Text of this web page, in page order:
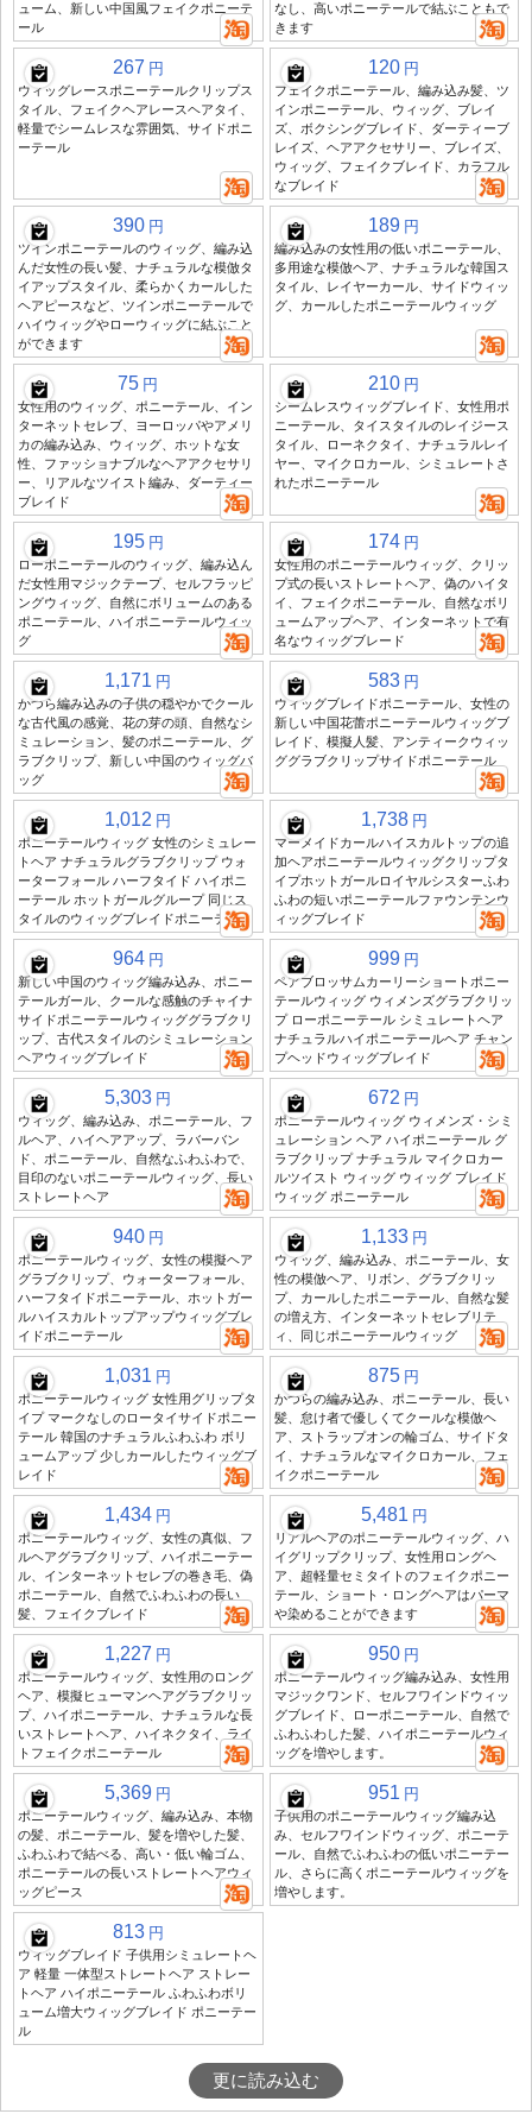
ューム、新しい中国風フェイクポニーテ
ール
なし、高いポニーテールで結ぶこともで
きます
267 円
ウィッグレースポニーテールクリップス
タイル、フェイクヘアレースヘアタイ、
軽量でシームレスな雰囲気、サイドポニ
ーテール
120 円
フェイクポニーテール、編み込み髪、ツ
インポニーテール、ウィッグ、ブレイ
ズ、ボクシングブレイド、ダーティーブ
レイズ、ヘアアクセサリー、ブレイズ、
ウィッグ、フェイクブレイド、カラフル
なブレイド
390 円
ツインポニーテールのウィッグ、編み込
んだ女性の長い髪、ナチュラルな模倣タ
イアップスタイル、柔らかくカールした
ヘアピースなど、ツインポニーテールで
ハイウィッグやローウィッグに結ぶこと
ができます
189 円
編み込みの女性用の低いポニーテール、
多用途な模倣ヘア、ナチュラルな韓国ス
タイル、レイヤーカール、サイドウィッ
グ、カールしたポニーテールウィッグ
75 円
女性用のウィッグ、ポニーテール、イン
ターネットセレブ、ヨーロッパやアメリ
カの編み込み、ウィッグ、ホットな女
性、ファッショナブルなヘアアクセサリ
ー、リアルなツイスト編み、ダーティー
ブレイド
210 円
シームレスウィッグブレイド、女性用ポ
ニーテール、タイスタイルのレイジース
タイル、ローネクタイ、ナチュラルレイ
ヤー、マイクロカール、シミュレートさ
れたポニーテール
195 円
ローポニーテールのウィッグ、編み込ん
だ女性用マジックテープ、セルフラッピ
ングウィッグ、自然にボリュームのある
ポニーテール、ハイポニーテールウィッ
グ
174 円
女性用のポニーテールウィッグ、クリッ
プ式の長いストレートヘア、偽のハイタ
イ、フェイクポニーテール、自然なボリ
ュームアップヘア、インターネットで有
名なウィッグブレード
1,171 円
かつら編み込みの子供の穏やかでクール
な古代風の感覚、花の芽の頭、自然なシ
ミュレーション、髪のポニーテール、グ
ラブクリップ、新しい中国のウィッグバ
ッグ
583 円
ウィッグブレイドポニーテール、女性の
新しい中国花蕾ポニーテールウィッグブ
レイド、模擬人髪、アンティークウィッ
ググラブクリップサイドポニーテール
1,012 円
ポニーテールウィッグ 女性のシミュレー
トヘア ナチュラルグラブクリップ ウォ
ーターフォール ハーフタイド ハイポニ
ーテール ホットガールグループ 同じス
タイルのウィッグブレイドポニーテール
1,738 円
マーメイドカールハイスカルトップの追
加ヘアポニーテールウィッグクリップタ
イプホットガールロイヤルシスターふわ
ふわの短いポニーテールファウンテンウ
ィッグブレイド
964 円
新しい中国のウィッグ編み込み、ポニー
テールガール、クールな感触のチャイナ
サイドポニーテールウィッググラブクリ
ップ、古代スタイルのシミュレーション
ヘアウィッグブレイド
999 円
ペアブロッサムカーリーショートポニー
テールウィッグ ウィメンズグラブクリッ
プ ローポニーテール シミュレートヘア
ナチュラルハイポニーテールヘア チャン
プヘッドウィッグブレイド
5,303 円
ウィッグ、編み込み、ポニーテール、フ
ルヘア、ハイヘアアップ、ラバーバン
ド、ポニーテール、自然なふわふわで、
目印のないポニーテールウィッグ、長い
ストレートヘア
672 円
ポニーテールウィッグ ウィメンズ・シミ
ュレーション ヘア ハイポニーテール グ
ラブクリップ ナチュラル マイクロカー
ルツイスト ウィッグ ウィッグ ブレイド
ウィッグ ポニーテール
940 円
ポニーテールウィッグ、女性の模擬ヘア
グラブクリップ、ウォーターフォール、
ハーフタイドポニーテール、ホットガー
ルハイスカルトップアップウィッグブレ
イドポニーテール
1,133 円
ウィッグ、編み込み、ポニーテール、女
性の模倣ヘア、リボン、グラブクリッ
プ、カールしたポニーテール、自然な髪
の増え方、インターネットセレブリテ
ィ、同じポニーテールウィッグ
1,031 円
ポニーテールウィッグ 女性用グリップタ
イプ マークなしのロータイサイドポニー
テール 韓国のナチュラルふわふわ ボリ
ュームアップ 少しカールしたウィッグブ
レイド
875 円
かつらの編み込み、ポニーテール、長い
髪、怠け者で優しくてクールな模倣ヘ
ア、ストラップオンの輪ゴム、サイドタ
イ、ナチュラルなマイクロカール、フェ
イクポニーテール
1,434 円
ポニーテールウィッグ、女性の真似、フ
ルヘアグラブクリップ、ハイポニーテー
ル、インターネットセレブの巻き毛、偽
ポニーテール、自然でふわふわの長い
髪、フェイクブレイド
5,481 円
リアルヘアのポニーテールウィッグ、ハ
イグリップクリップ、女性用ロングヘ
ア、超軽量セミタイトのフェイクポニー
テール、ショート・ロングヘアはパーマ
や染めることができます
1,227 円
ポニーテールウィッグ、女性用のロング
ヘア、模擬ヒューマンヘアグラブクリッ
プ、ハイポニーテール、ナチュラルな長
いストレートヘア、ハイネクタイ、ライ
トフェイクポニーテール
950 円
ポニーテールウィッグ編み込み、女性用
マジックワンド、セルフワインドウィッ
グブレイド、ローポニーテール、自然で
ふわふわした髪、ハイポニーテールウィ
ッグを増やします。
5,369 円
ポニーテールウィッグ、編み込み、本物
の髪、ポニーテール、髪を増やした髪、
ふわふわで結べる、高い・低い輪ゴム、
ポニーテールの長いストレートヘアウィ
ッグピース
951 円
子供用のポニーテールウィッグ編み込
み、セルフワインドウィッグ、ポニーテ
ール、自然でふわふわの低いポニーテー
ル、さらに高くポニーテールウィッグを
増やします。
813 円
ウィッグブレイド 子供用シミュレートヘ
ア 軽量 一体型ストレートヘア ストレー
トヘア ハイポニーテール ふわふわボリ
ューム増大ウィッグブレイド ポニーテー
ル
更に読み込む